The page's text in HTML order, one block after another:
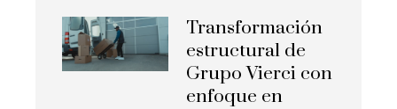
Transformación
estructural de
Grupo Vierci con
enfoque en